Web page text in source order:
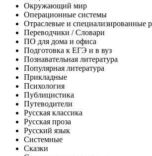
Окружающий мир
Операционные системы
Отраслевые и специализированные
Переводчики / Словари
ПО для дома и офиса
Подготовка к ЕГЭ и в вуз
Познавательная литература
Популярная литература
Прикладные
Психология
Публицистика
Путеводители
Русская классика
Русская проза
Русский язык
Системные
Сказки